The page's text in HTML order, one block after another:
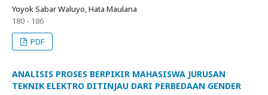
Yoyok Sabar Waluyo, Hata Maulana
180 - 186
PDF
ANALISIS PROSES BERPIKIR MAHASISWA JURUSAN
TEKNIK ELEKTRO DITINJAU DARI PERBEDAAN GENDER